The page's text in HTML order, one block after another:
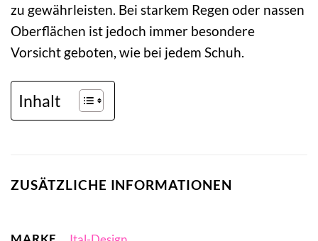
zu gewährleisten. Bei starkem Regen oder nassen
Oberflächen ist jedoch immer besondere
Vorsicht geboten, wie bei jedem Schuh.
Inhalt
ZUSÄTZLICHE INFORMATIONEN